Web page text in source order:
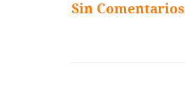
Sin Comentarios